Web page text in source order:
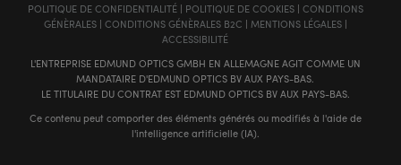
POLITIQUE DE CONFIDENTIALITÉ| POLITIQUE DE COOKIES| CONDITIONS
GÉNÈRALES| CONDITIONS GÉNÈRALES B2C | MENTIONS LÉGALES|
ACCESSIBILITÉ
L'ENTREPRISE EDMUND OPTICS GMBH EN ALLEMAGNE AGIT COMME UN
MANDATAIRE D'EDMUND OPTICS BV AUX PAYS-BAS.
LE TITULAIRE DU CONTRAT EST EDMUND OPTICS BV AUX PAYS-BAS.
Ce contenu peut comporter des éléments générés ou modifiés à l'aide de
l'intelligence artificielle (IA).